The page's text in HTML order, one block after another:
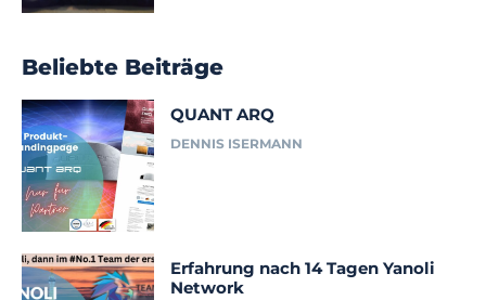
Beliebte Beiträge
QUANT ARQ
DENNIS ISERMANN
Erfahrung nach 14 Tagen Yanoli
Network